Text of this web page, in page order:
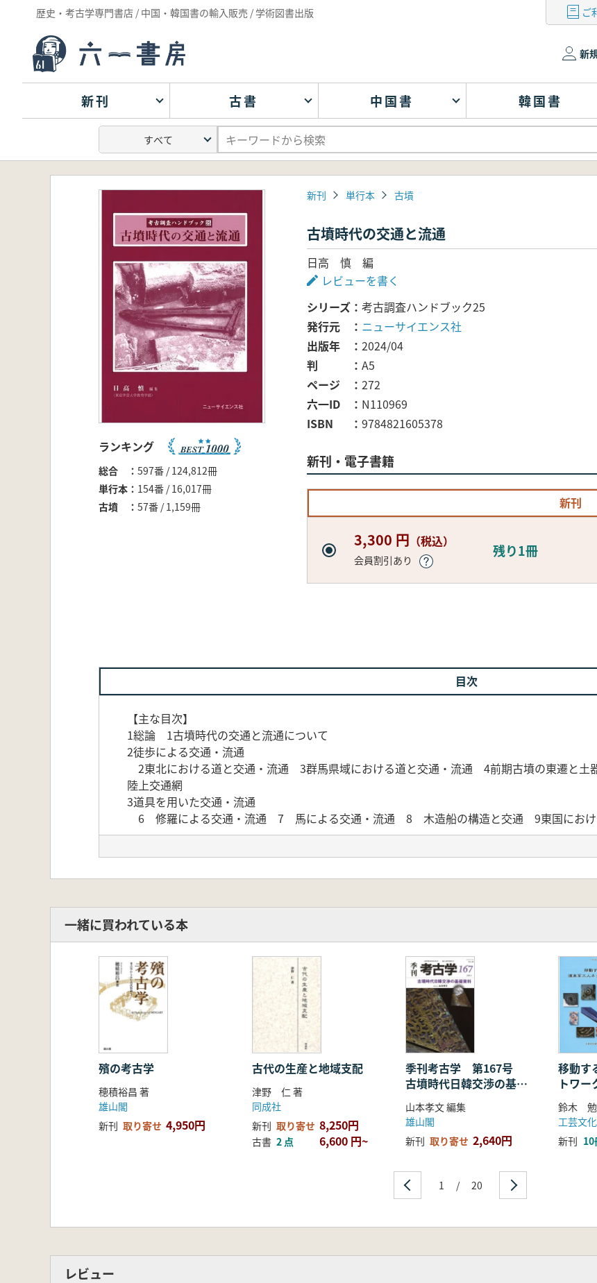
歴史・考古学専門書店 / 中国・韓国書の輸入販売 / 学術図書出版 ご
新
新刊 古書 中国書 韓国書
ランキング
総合
597番 / 124,812冊
単行本
154番 / 16,017冊
古墳
57番 / 1,159冊
新刊 単行本 古墳
古墳時代の交通と流通
日高 慎 編
レビューを書く
シリーズ
考古調査ハンドブック25
発行元
ニューサイエンス社
出版年
2024/04
判
A5
ページ
272
六一ID
N110969
ISBN
9784821605378
新刊・電子書籍
新刊
3,300 円 （税込）
会員割引あり
残り1冊
目次
【主な目次】
1総論 1古墳時代の交通と流通について
2徒歩による交通・流通
2東北における道と交通・流通 3群馬県域における道と交通・流通 4前期古墳の東遷と
陸上交通網
3道具を用いた交通・流通
6 修羅による交通・流通 7 馬による交通・流通 8 木造船の構造と交通 9東国におけ
一緒に買われている本
殯の考古学
穂積裕昌 著
雄山閣
新刊 取り寄せ 4,950円
古代の生産と地域支配
津野 仁 著
同成社
新刊 取り寄せ 8,250円
古書 2 点 6,600 円~
季刊考古学 第167号
古墳時代日韓交渉の基礎
資料
山本孝文 編集
雄山閣
新刊 取り寄せ 2,640円
移動す
トワ
鈴木
工芸文
新刊 10
1 / 20
レビュー